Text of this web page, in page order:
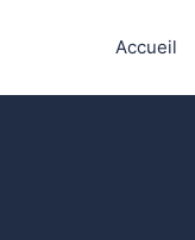
Accueil